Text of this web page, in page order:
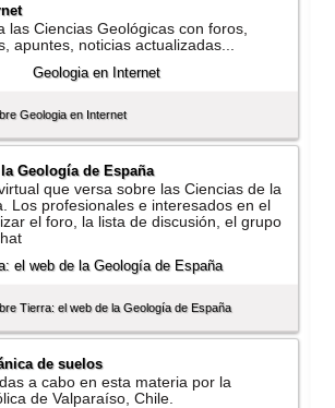
las Ciencias Geológicas con foros,
apuntes, noticias actualizadas...
Geologia en Internet
Geologí­a de España
que versa sobre las Ciencias de la
Los profesionales e interesados en el
el foro, la lista de discusión, el grupo
Tierra: el web de la Geologí­a de España
de suelos
a cabo en esta materia por la
de Valparaí­so, Chile.